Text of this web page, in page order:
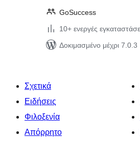
GoSuccess
10+ ενεργές
Δοκιμασμένο μέχρι 7.0.3
Σχετικά
Ειδήσεις
Φιλοξενία
Απόρρητο